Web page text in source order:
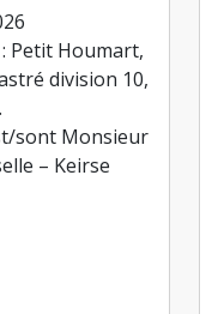
Petit Houmart,
division 10,
sont Monsieur
– Keirse